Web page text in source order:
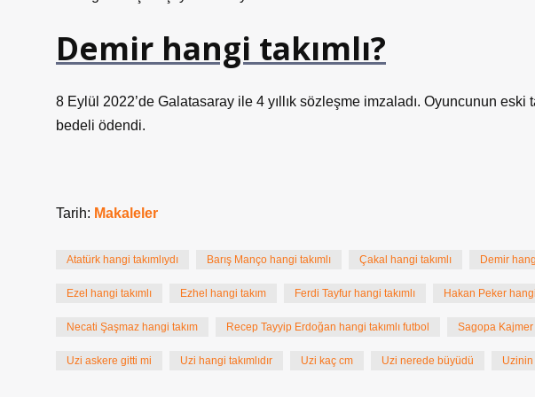
Demir hangi takımlı?
8 Eylül 2022’de Galatasaray ile 4 yıllık sözleşme imzaladı. Oyuncunun eski
bedeli ödendi.
Tarih: Makaleler
Atatürk hangi takımlıydı Barış Manço hangi takımlı Çakal hangi takımlı Demir
Ezel hangi takımlı Ezhel hangi takım Ferdi Tayfur hangi takımlı Hakan Peker hangi
Necati Şaşmaz hangi takım Recep Tayyip Erdoğan hangi takımlı futbol Sagopa Kajmer
Uzi askere gitti mi Uzi hangi takımlıdır Uzi kaç cm Uzi nerede büyüdü Uzinin